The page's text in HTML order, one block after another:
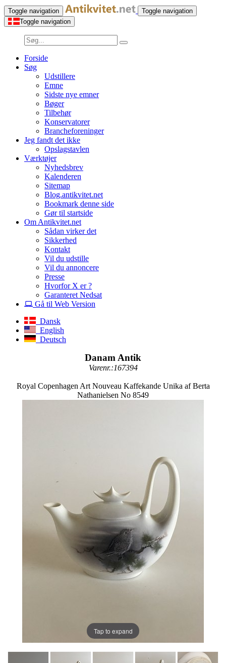
Toggle navigation
Toggle navigation
Toggle navigation
Forside
Søg
Udstillere
Emne
Sidste nye emner
Bøger
Tilbehør
Konservatorer
Brancheforeninger
Jeg fandt det ikke
Opslagstavlen
Værktøjer
Nyhedsbrev
Kalenderen
Sitemap
Blog.antikvitet.net
Bookmark denne side
Gør til startside
Om Antikvitet.net
Sådan virker det
Sikkerhed
Kontakt
Vil du udstille
Vil du annoncere
Presse
Hvorfor X er ?
Garanteret Nedsat
Gå til Web Version
Dansk
English
Deutsch
Danam Antik
Varenr.:167394
Royal Copenhagen Art Nouveau Kaffekande Unika af Berta
Nathanielsen No 8549
Tap to expand